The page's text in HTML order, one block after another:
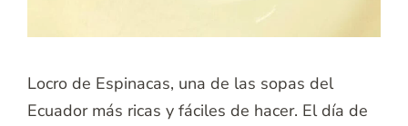
Locro de Espinacas, una de las sopas del
Ecuador más ricas y fáciles de hacer. El día de